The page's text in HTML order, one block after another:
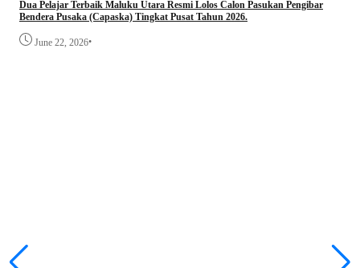
Dua Pelajar Terbaik Maluku Utara Resmi Lolos Calon Pasukan Pengibar
Bendera Pusaka (Capaska) Tingkat Pusat Tahun 2026.
June 22, 2026•